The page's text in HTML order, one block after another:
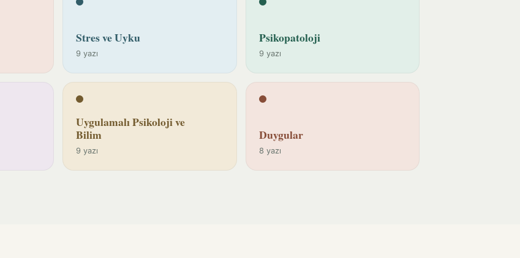
Stres ve Uyku
9 yazı
Psikopatoloji
9 yazı
Uygulamalı Psikoloji ve
Bilim
9 yazı
Duygular
8 yazı